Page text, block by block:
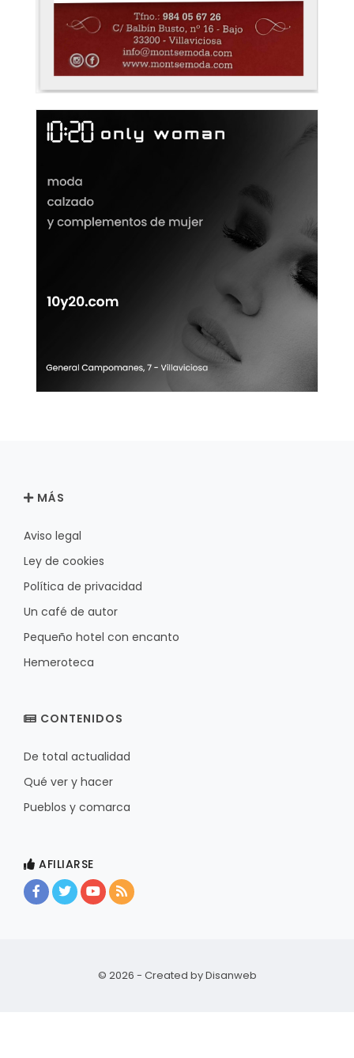
MÁS
Aviso legal
Ley de cookies
Política de privacidad
Un café de autor
Pequeño hotel con encanto
Hemeroteca
CONTENIDOS
De total actualidad
Qué ver y hacer
Pueblos y comarca
AFILIARSE
© 2026 - Created byDisanweb